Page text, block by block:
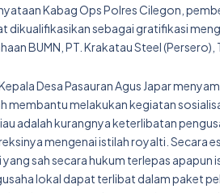
Kabag Ops Polres Cilegon,
sebagai gratifikasi
BUMN, PT. Krakatau Steel (Persero),
Desa Pasauran Agus Japar
membantu melakukan kegiatan
adalah kurangnya keterlibatan
mengenai istilah royalti. Secara
sah secara hukum terlepas
lokal dapat terlibat dalam paket